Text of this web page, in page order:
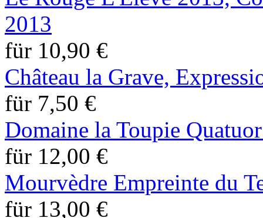
2013
für 10,90 €
Château la Grave,
für 7,50 €
Domaine la Toupie
für 12,00 €
Mourvèdre Empreinte du
für 13,00 €